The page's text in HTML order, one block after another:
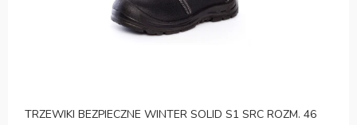
TRZEWIKI BEZPIECZNE WINTER SOLID S1 SRC ROZM. 46